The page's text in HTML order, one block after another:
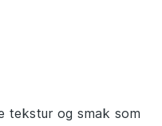
tekstur og smak som